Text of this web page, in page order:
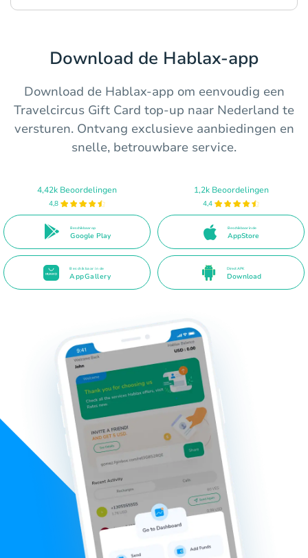
Download de Hablax-app
Download de Hablax-app om eenvoudig een
Travelcircus Gift Card top-up naar Nederland te
versturen. Ontvang exclusieve aanbiedingen en
snelle, betrouwbare service.
4,42k Beoordelingen
4,8
Beschikbaar op
Google Play
1,2k Beoordelingen
4,4
Beschikbaar in de
AppStore
Beschikbaar in de
AppGallery
Direct APK
Download